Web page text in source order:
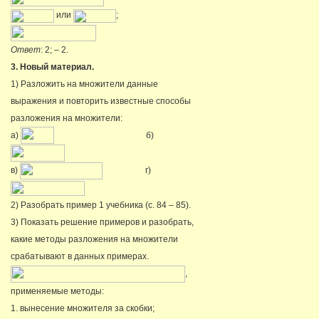
или ;
Ответ: 2; – 2.
3. Новый материал.
1) Разложить на множители данные
выражения и повторить известные способы
разложения на множители:
а)
б)
в) г)
2) Разобрать пример 1 учебника (с. 84 – 85).
3) Показать решение примеров и разобрать,
какие методы разложения на множители
срабатывают в данных примерах.
,
применяемые методы:
1. вынесение множителя за скобки;